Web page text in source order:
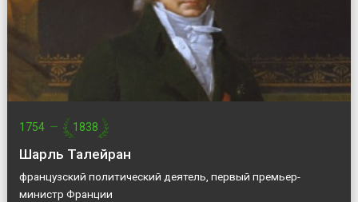
1754 — 1838
Шарль Талейран
французский политический деятель, первый премьер-
министр Франции